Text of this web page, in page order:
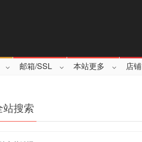
邮箱/SSL 本站更多 店铺
站搜索